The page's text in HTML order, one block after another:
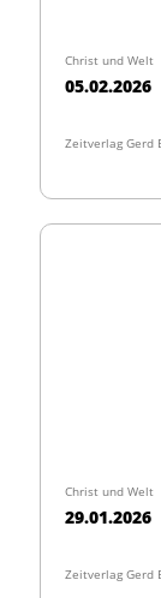
Christ und Welt
05.02.2026
Zeitverlag Gerd
Christ und Welt
29.01.2026
Zeitverlag Gerd